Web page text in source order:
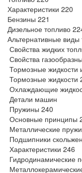
Характеристики 220
Бензины 221
Дизельное топливо
Альтернативные виды
Свойства жидких
Свойства
Тормозные жидкости
Тормозные жидкости
Охлаждающие
Детали машин
Пружины 240
Основные принципы
Металлические
Подшипники
Характеристики 246
Гидродинамические